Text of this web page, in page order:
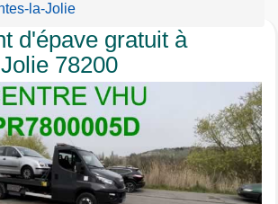
la-Jolie
d'épave gratuit à
78200